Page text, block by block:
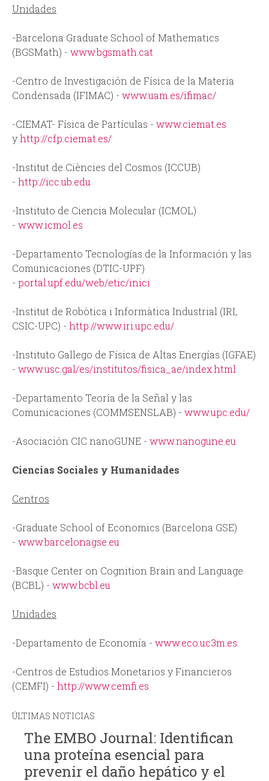
Unidades
-Barcelona Graduate School of Mathematics
(BGSMath) - www.bgsmath.cat
-Centro de Investigación de Física de la Materia
Condensada (IFIMAC) - www.uam.es/ifimac/
-CIEMAT- Física de Partículas - www.ciemat.es
yhttp://cfp.ciemat.es/
-Institut de Ciències del Cosmos (ICCUB)
- http://icc.ub.edu
-Instituto de Ciencia Molecular (ICMOL)
- www.icmol.es
-Departamento Tecnologías de la Información y las
Comunicaciones (DTIC-UPF)
- portal.upf.edu/web/etic/inici
-Institut de Robòtica i Informàtica Industrial (IRI,
CSIC-UPC) - http://www.iri.upc.edu/
-Instituto Gallego de Física de Altas Energías (IGFAE)
- www.usc.gal/es/institutos/fisica_ae/index.html
-Departamento Teoría de la Señal y las
Comunicaciones (COMMSENSLAB) - www.upc.edu/
-Asociación CIC nanoGUNE - www.nanogune.eu
Ciencias Sociales y Humanidades
Centros
-Graduate School of Economics (Barcelona GSE)
- www.barcelonagse.eu
-Basque Center on Cognition Brain and Language
(BCBL) - www.bcbl.eu
Unidades
-Departamento de Economía - www.eco.uc3m.es
-Centros de Estudios Monetarios y Financieros
(CEMFI) - http://www.cemfi.es
ÚLTIMAS NOTICIAS
The EMBO Journal: Identifican
una proteína esencial para
prevenir el daño hepático y el